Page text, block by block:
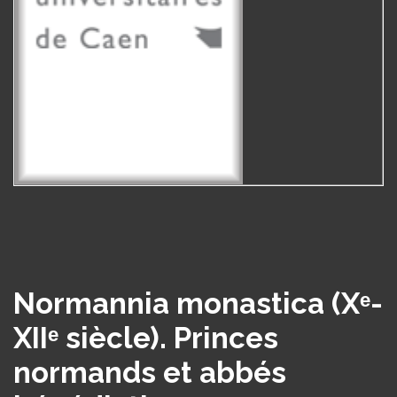
Normannia monastica (Xᵉ-
XIIᵉ siècle). Princes
normands et abbés